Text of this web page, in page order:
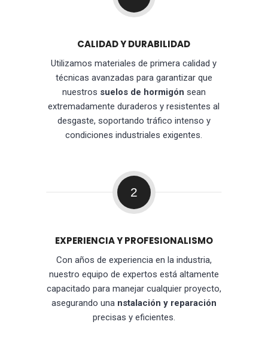
CALIDAD Y DURABILIDAD
Utilizamos materiales de primera calidad y
técnicas avanzadas para garantizar que
nuestros suelos de hormigón sean
extremadamente duraderos y resistentes al
desgaste, soportando tráfico intenso y
condiciones industriales exigentes.
2
EXPERIENCIA Y PROFESIONALISMO
Con años de experiencia en la industria,
nuestro equipo de expertos está altamente
capacitado para manejar cualquier proyecto,
asegurando una nstalación y reparación
precisas y eficientes.